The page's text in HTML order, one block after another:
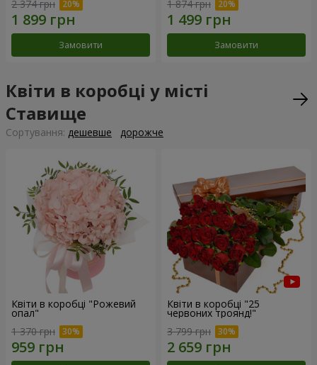
2 374 грн
Замовити
1 874 грн
Замовити
Квіти в коробці у місті
Ставище
Сортування: дешевше дорожче
Квіти в коробці "Рожевий
опал"
1 370 грн
Квіти в коробці "25
червоних троянд!"
3 799 грн